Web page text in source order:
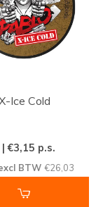
Ice Cold
€3,15 p.s.
BTW €26,03